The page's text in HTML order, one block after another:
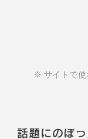
サイトで使
話題にのぼ